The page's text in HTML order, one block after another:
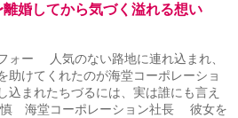
婚してから気づく溢れる想い
ォー 人気のない路地に連れ込まれ、
助けてくれたのが海堂コーポレーショ
込まれたちづるには、実は誰にも言え
海堂コーポレーション社長 彼女を